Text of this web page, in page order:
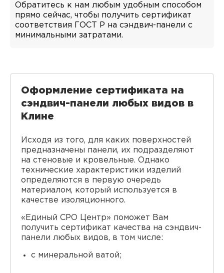
Обратитесь к нам любым удобным способом
прямо сейчас, чтобы получить сертификат
соответствия ГОСТ Р на сэндвич-панели с
минимальными затратами.
Оформление сертификата на
сэндвич-панели любых видов в
Клине
Исходя из того, для каких поверхностей
предназначены панели, их подразделяют
на стеновые и кровельные. Однако
технические характеристики изделий
определяются в первую очередь
материалом, который используется в
качестве изоляционного.
«Единый СРО Центр» поможет Вам
получить сертификат качества на сэндвич-
панели любых видов, в том числе:
с минеральной ватой;